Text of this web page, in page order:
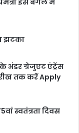
इस बंगले में
झटका
अंडर ग्रेजुएट एंट्रेंस
तक करें Apply
स्वतंत्रता दिवस